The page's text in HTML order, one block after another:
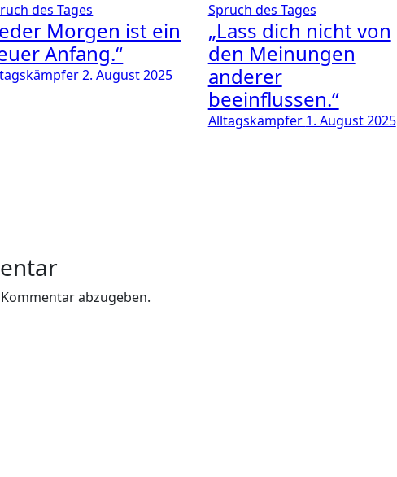
des Tages
Morgen ist ein
Anfang.“
2. August 2025
Spruch des Tages
„Lass dich nicht von
den Meinungen
anderer
beeinflussen.“
Alltagskämpfer 1. August 2025
abzugeben.